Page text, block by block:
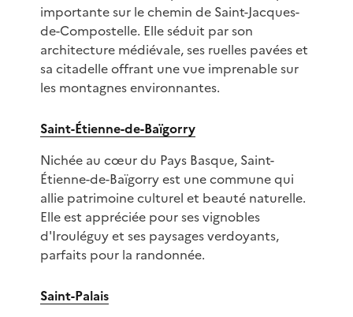
importante sur le chemin de Saint-Jacques-
de-Compostelle. Elle séduit par son
architecture médiévale, ses ruelles pavées et
sa citadelle offrant une vue imprenable sur
les montagnes environnantes.
Saint-Étienne-de-Baïgorry
Nichée au cœur du Pays Basque, Saint-
Étienne-de-Baïgorry est une commune qui
allie patrimoine culturel et beauté naturelle.
Elle est appréciée pour ses vignobles
d'Irouléguy et ses paysages verdoyants,
parfaits pour la randonnée.
Saint-Palais